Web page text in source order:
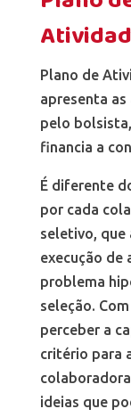
Plano de
apresenta
pelo
financia a
É diferente
por cada
seletivo, que
execução de
problema
seleção.
perceber a
critério para
ideias que